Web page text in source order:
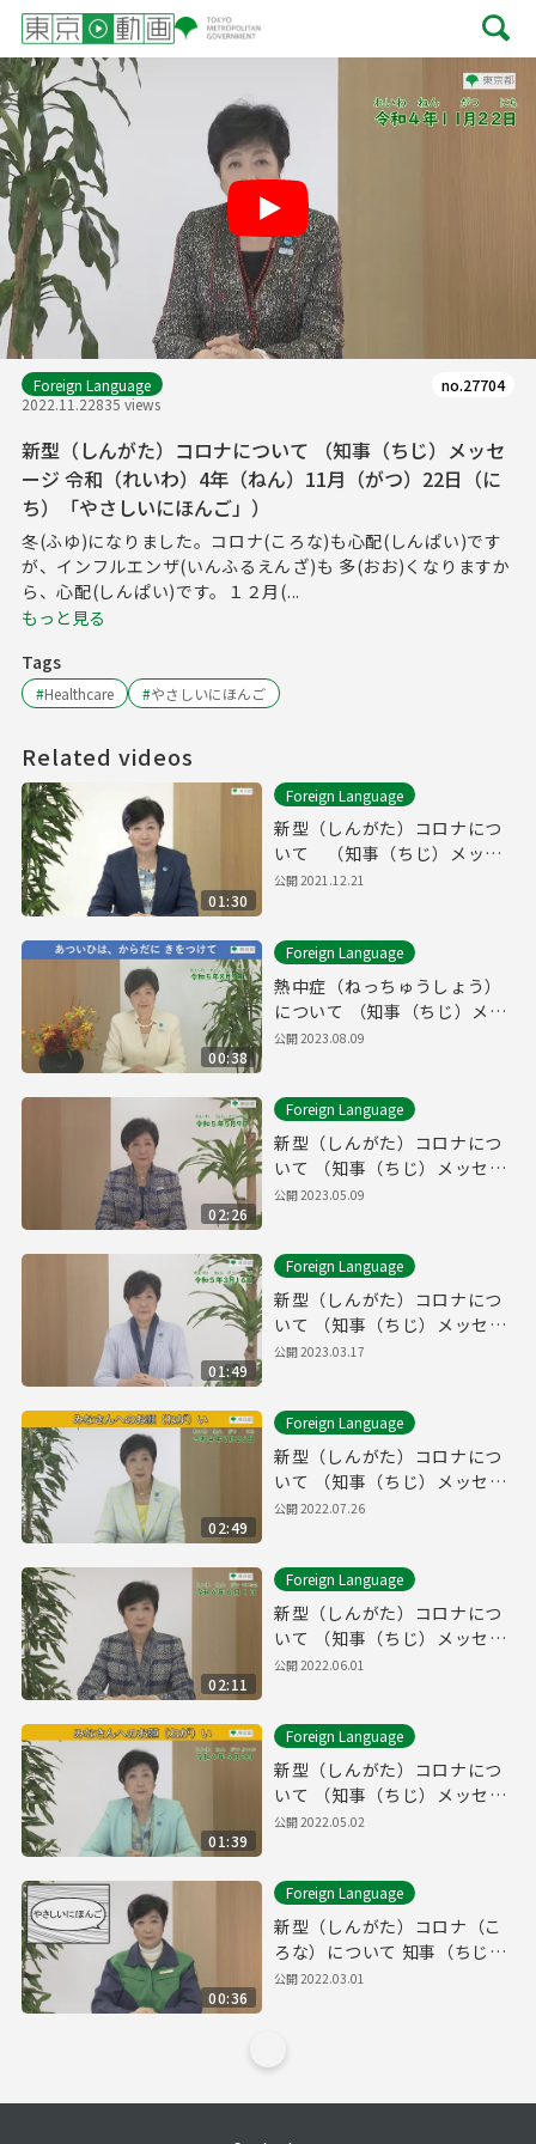
Play
Foreign Language
2022.11.22835 views
no.27704
新型（しんがた）コロナについて （知事（ちじ）メッセ
ージ 令和（れいわ）4年（ねん）11月（がつ）22日（に
ち）「やさしいにほんご」）
冬(ふゆ)になりました。コロナ(ころな)も心配(しんぱい)です
が、インフルエンザ(いんふるえんざ)も 多(おお)くなりますか
ら、心配(しんぱい)です。１２月(...
もっと見る
Tags
#Healthcare #やさしいにほんご
Related videos
01:30
Foreign Language
新型（しんがた）コロナにつ
いて （知事（ちじ）メッセ
ージ 令和（れいわ）3年（ね
公開2021.12.21
00:38
Foreign Language
熱中症（ねっちゅうしょう）
について （知事（ちじ）メッ
セージ 令和（れいわ）5年
公開2023.08.09
02:26
Foreign Language
新型（しんがた）コロナにつ
いて （知事（ちじ）メッセー
ジ 令和（れいわ）5年（ね
公開2023.05.09
01:49
Foreign Language
新型（しんがた）コロナにつ
いて （知事（ちじ）メッセー
ジ 令和（れいわ）5年（ね
公開2023.03.17
02:49
Foreign Language
新型（しんがた）コロナにつ
いて （知事（ちじ）メッセー
ジ 令和（れいわ）4年（ね
公開2022.07.26
02:11
Foreign Language
新型（しんがた）コロナにつ
いて （知事（ちじ）メッセー
ジ 令和（れいわ）4年（ね
公開2022.06.01
01:39
Foreign Language
新型（しんがた）コロナにつ
いて （知事（ちじ）メッセー
ジ 令和（れいわ）4年（ね
公開2022.05.02
00:36
Foreign Language
新型（しんがた）コロナ（こ
ろな）について 知事（ちじ）
メッセージ（めっせーじ） 令
公開2022.03.01